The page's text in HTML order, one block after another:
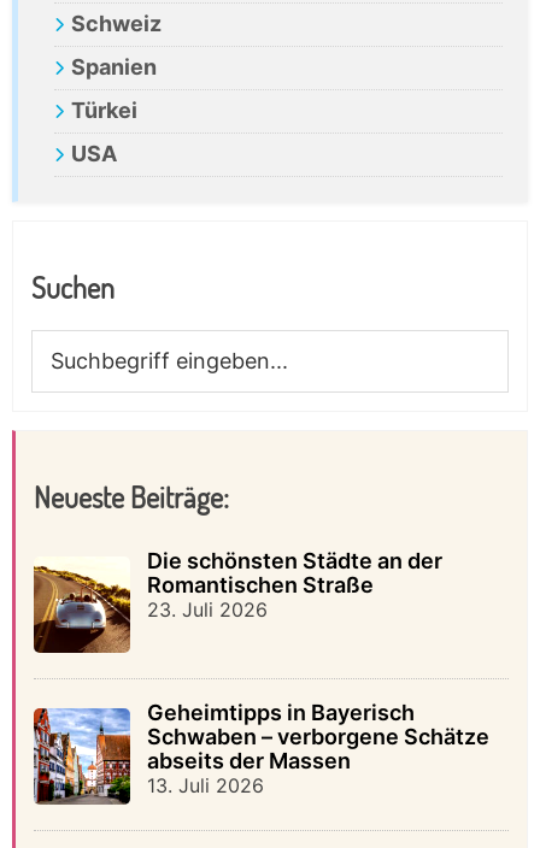
Schweiz
Spanien
Türkei
USA
Suchen
eingeben...
Neueste Beiträge:
Die schönsten Städte an der
Romantischen Straße
23. Juli 2026
Geheimtipps in Bayerisch
Schwaben – verborgene Schätze
abseits der Massen
13. Juli 2026